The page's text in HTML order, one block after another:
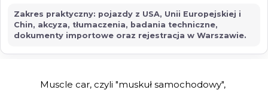
Muscle car, czyli "muskuł samochodowy",
Zakres praktyczny: pojazdy z USA, Unii Europejskiej i
Chin, akcyza, tłumaczenia, badania techniczne,
dokumenty importowe oraz rejestracja w Warszawie.